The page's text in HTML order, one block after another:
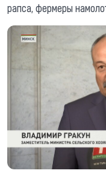
рапса, фермеры